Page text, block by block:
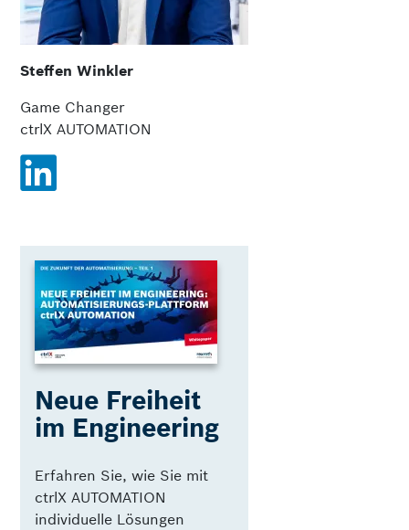
Steffen Winkler
Game Changer
ctrlX AUTOMATION
Neue Freiheit
im Engineering
Erfahren Sie, wie Sie mit
ctrlX AUTOMATION
individuelle Lösungen